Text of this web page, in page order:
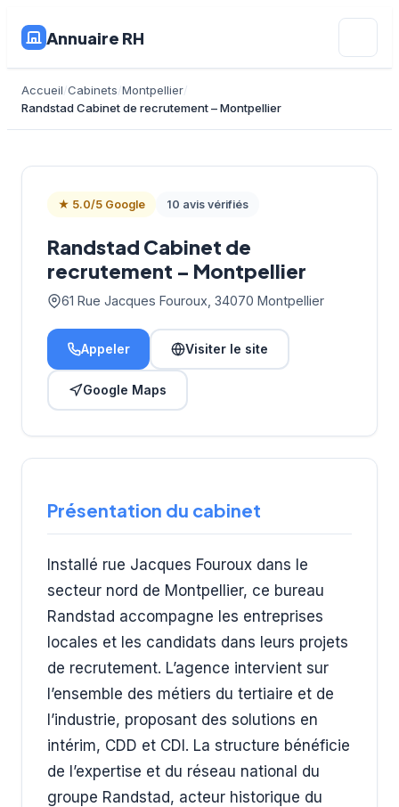
Annuaire RH
Accueil Cabinets Montpellier
Randstad Cabinet de recrutement – Montpellier
★ 5.0/5 Google 10 avis vérifiés
Randstad Cabinet de
recrutement – Montpellier
61 Rue Jacques Fouroux, 34070 Montpellier
Appeler Visiter le site
Google Maps
Présentation du cabinet
Installé rue Jacques Fouroux dans le
secteur nord de Montpellier, ce bureau
Randstad accompagne les entreprises
locales et les candidats dans leurs projets
de recrutement. L’agence intervient sur
l’ensemble des métiers du tertiaire et de
l’industrie, proposant des solutions en
intérim, CDD et CDI. La structure bénéficie
de l’expertise et du réseau national du
groupe Randstad, acteur historique du